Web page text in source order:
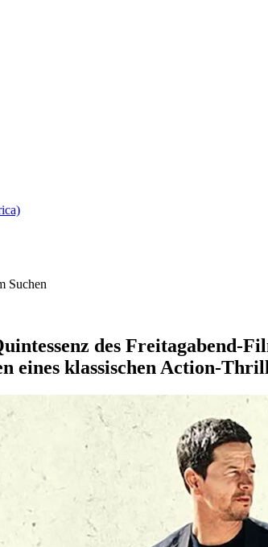
Suchen
des Freitagabend-
eines klassischen Action-